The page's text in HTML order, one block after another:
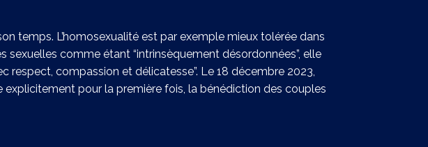
temps. L’homosexualité est par exemple mieux tolérée dans
comme étant “intrinsèquement désordonnées”, elle
compassion et délicatesse”. Le 18 décembre 2023,
explicitement pour la première fois, la bénédiction des couples